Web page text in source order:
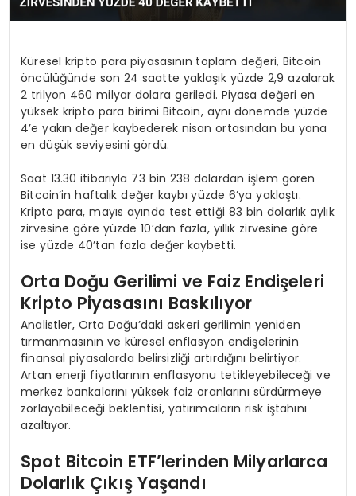
Küresel kripto para piyasasının toplam değeri, Bitcoin
öncülüğünde son 24 saatte yaklaşık yüzde 2,9 azalarak
2 trilyon 460 milyar dolara geriledi. Piyasa değeri en
yüksek kripto para birimi Bitcoin, aynı dönemde yüzde
4’e yakın değer kaybederek nisan ortasından bu yana
en düşük seviyesini gördü.
Saat 13.30 itibarıyla 73 bin 238 dolardan işlem gören
Bitcoin’in haftalık değer kaybı yüzde 6’ya yaklaştı.
Kripto para, mayıs ayında test ettiği 83 bin dolarlık aylık
zirvesine göre yüzde 10’dan fazla, yıllık zirvesine göre
ise yüzde 40’tan fazla değer kaybetti.
Orta Doğu Gerilimi ve Faiz Endişeleri
Kripto Piyasasını Baskılıyor
Analistler, Orta Doğu’daki askeri gerilimin yeniden
tırmanmasının ve küresel enflasyon endişelerinin
finansal piyasalarda belirsizliği artırdığını belirtiyor.
Artan enerji fiyatlarının enflasyonu tetikleyebileceği ve
merkez bankalarını yüksek faiz oranlarını sürdürmeye
zorlayabileceği beklentisi, yatırımcıların risk iştahını
azaltıyor.
Spot Bitcoin ETF’lerinden Milyarlarca
Dolarlık Çıkış Yaşandı